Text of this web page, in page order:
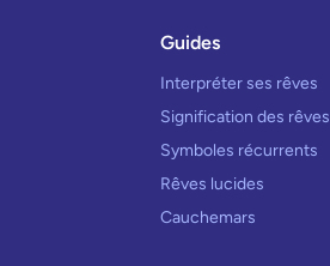
Guides
Interpréter ses rêves
Signification des rêves
Symboles récurrents
Rêves lucides
Cauchemars